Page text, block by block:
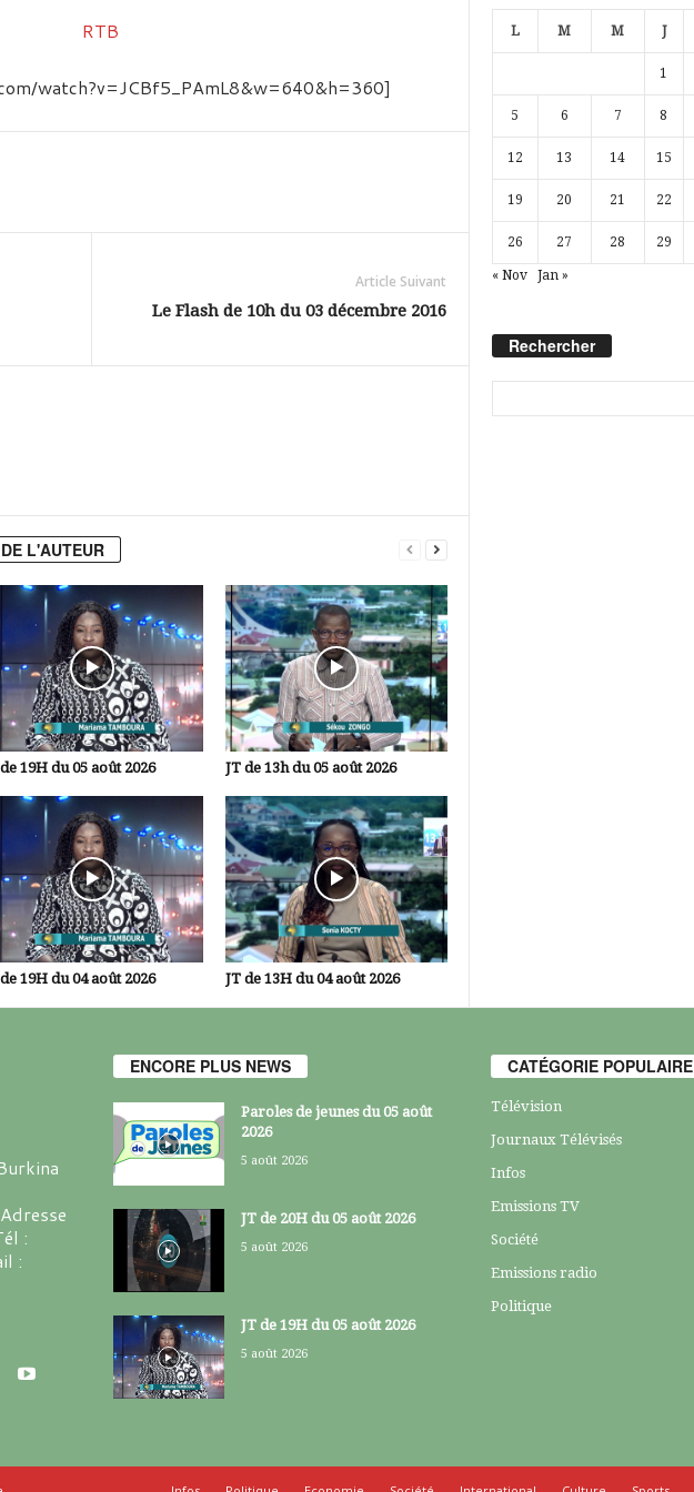
watch?v=JCBf5_PAmL8&w=640&h=360]
Article Suivant
Le Flash de 10h du 03 décembre 2016
L'AUTEUR
19H du 05 août 2026 JT de 13h du 05 août 2026
19H du 04 août 2026 JT de 13H du 04 août 2026
L M M J
1
5 6 7 8
12 13 14 15
19 20 21 22
26 27 28 29
« Nov Jan »
Rechercher
:
:
ENCORE PLUS NEWS
Paroles de jeunes du 05 août
2026
5 août 2026
JT de 20H du 05 août 2026
5 août 2026
JT de 19H du 05 août 2026
5 août 2026
CATÉGORIE POPULAIRE
Télévision
Journaux Télévisés
Infos
Emissions TV
Société
Emissions radio
Politique